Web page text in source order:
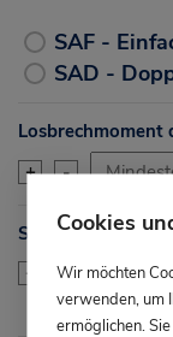
Cookies
Wir möchten
verwenden, um
ermöglichen.
SAF -
SAD -
Losbrechmoment
+ -
Sicherheitsfaktor
+
-
Zwischen 1 und 5